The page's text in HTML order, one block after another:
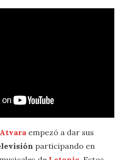
Atvara empezó a dar sus
participando en